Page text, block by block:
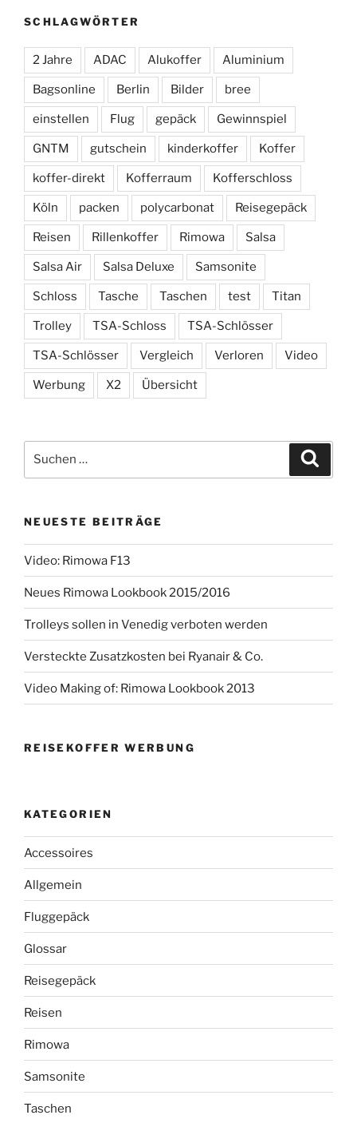
SCHLAGWÖRTER
2 Jahre ADAC Alukoffer Aluminium
Bagsonline Berlin Bilder bree
einstellen Flug gepäck Gewinnspiel
GNTM gutschein kinderkoffer Koffer
koffer-direkt Kofferraum Kofferschloss
Köln packen polycarbonat Reisegepäck
Reisen Rillenkoffer Rimowa Salsa
Salsa Air Salsa Deluxe Samsonite
Schloss Tasche Taschen test Titan
Trolley TSA-Schloss TSA-Schlösser
TSA-Schlösser Vergleich Verloren Video
Werbung X2 Übersicht
nach:
NEUESTE BEITRÄGE
Video: Rimowa F13
Neues Rimowa Lookbook 2015/2016
Trolleys sollen in Venedig verboten werden
Versteckte Zusatzkosten bei Ryanair & Co.
Video Making of: Rimowa Lookbook 2013
REISEKOFFER WERBUNG
KATEGORIEN
Accessoires
Allgemein
Fluggepäck
Glossar
Reisegepäck
Reisen
Rimowa
Samsonite
Taschen